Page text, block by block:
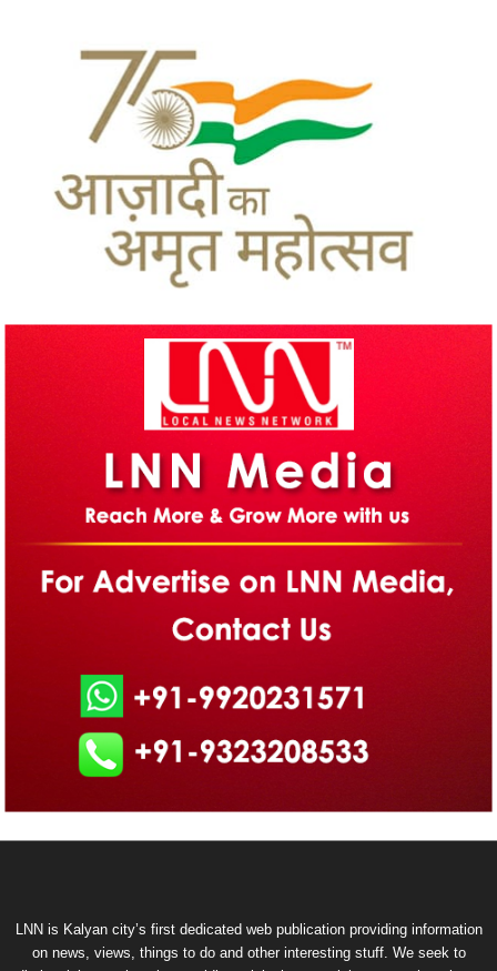
LNN is Kalyan city’s first dedicated web publication providing information
on news, views, things to do and other interesting stuff. We seek to